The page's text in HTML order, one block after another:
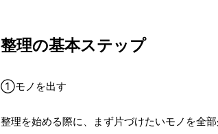
整理の基本ステップ
①モノを出す
整理を始める際に、まず片づけたいモノを全